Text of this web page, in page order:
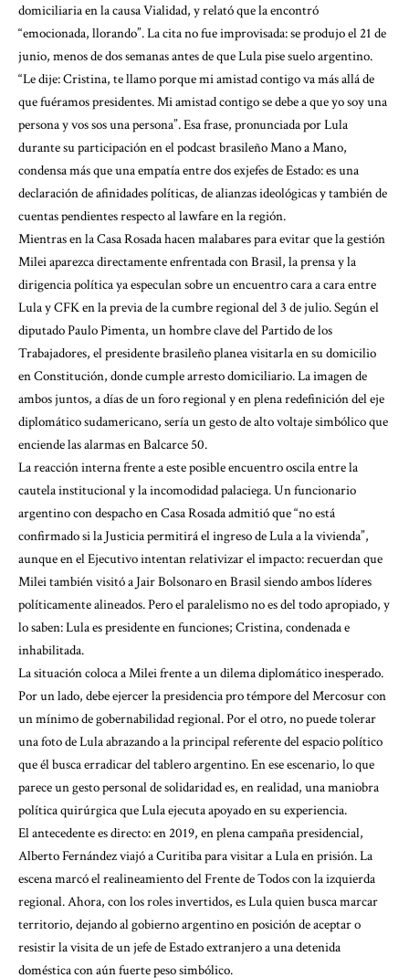
domiciliaria en la causa Vialidad, y relató que la encontró
“emocionada, llorando”. La cita no fue improvisada: se produjo el 21 de
junio, menos de dos semanas antes de que Lula pise suelo argentino.
“Le dije: Cristina, te llamo porque mi amistad contigo va más allá de
que fuéramos presidentes. Mi amistad contigo se debe a que yo soy una
persona y vos sos una persona”. Esa frase, pronunciada por Lula
durante su participación en el podcast brasileño Mano a Mano,
condensa más que una empatía entre dos exjefes de Estado: es una
declaración de afinidades políticas, de alianzas ideológicas y también de
cuentas pendientes respecto al lawfare en la región.
Mientras en la Casa Rosada hacen malabares para evitar que la gestión
Milei aparezca directamente enfrentada con Brasil, la prensa y la
dirigencia política ya especulan sobre un encuentro cara a cara entre
Lula y CFK en la previa de la cumbre regional del 3 de julio. Según el
diputado Paulo Pimenta, un hombre clave del Partido de los
Trabajadores, el presidente brasileño planea visitarla en su domicilio
en Constitución, donde cumple arresto domiciliario. La imagen de
ambos juntos, a días de un foro regional y en plena redefinición del eje
diplomático sudamericano, sería un gesto de alto voltaje simbólico que
enciende las alarmas en Balcarce 50.
La reacción interna frente a este posible encuentro oscila entre la
cautela institucional y la incomodidad palaciega. Un funcionario
argentino con despacho en Casa Rosada admitió que “no está
confirmado si la Justicia permitirá el ingreso de Lula a la vivienda”,
aunque en el Ejecutivo intentan relativizar el impacto: recuerdan que
Milei también visitó a Jair Bolsonaro en Brasil siendo ambos líderes
políticamente alineados. Pero el paralelismo no es del todo apropiado, y
lo saben: Lula es presidente en funciones; Cristina, condenada e
inhabilitada.
La situación coloca a Milei frente a un dilema diplomático inesperado.
Por un lado, debe ejercer la presidencia pro témpore del Mercosur con
un mínimo de gobernabilidad regional. Por el otro, no puede tolerar
una foto de Lula abrazando a la principal referente del espacio político
que él busca erradicar del tablero argentino. En ese escenario, lo que
parece un gesto personal de solidaridad es, en realidad, una maniobra
política quirúrgica que Lula ejecuta apoyado en su experiencia.
El antecedente es directo: en 2019, en plena campaña presidencial,
Alberto Fernández viajó a Curitiba para visitar a Lula en prisión. La
escena marcó el realineamiento del Frente de Todos con la izquierda
regional. Ahora, con los roles invertidos, es Lula quien busca marcar
territorio, dejando al gobierno argentino en posición de aceptar o
resistir la visita de un jefe de Estado extranjero a una detenida
doméstica con aún fuerte peso simbólico.